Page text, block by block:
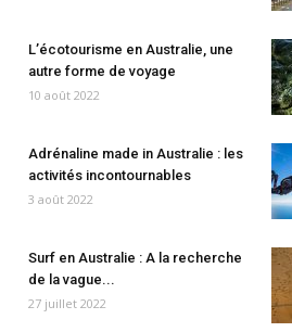
L’écotourisme en Australie, une
autre forme de voyage
10 août 2022
Adrénaline made in Australie : les
activités incontournables
3 août 2022
Surf en Australie : A la recherche
de la vague...
27 juillet 2022